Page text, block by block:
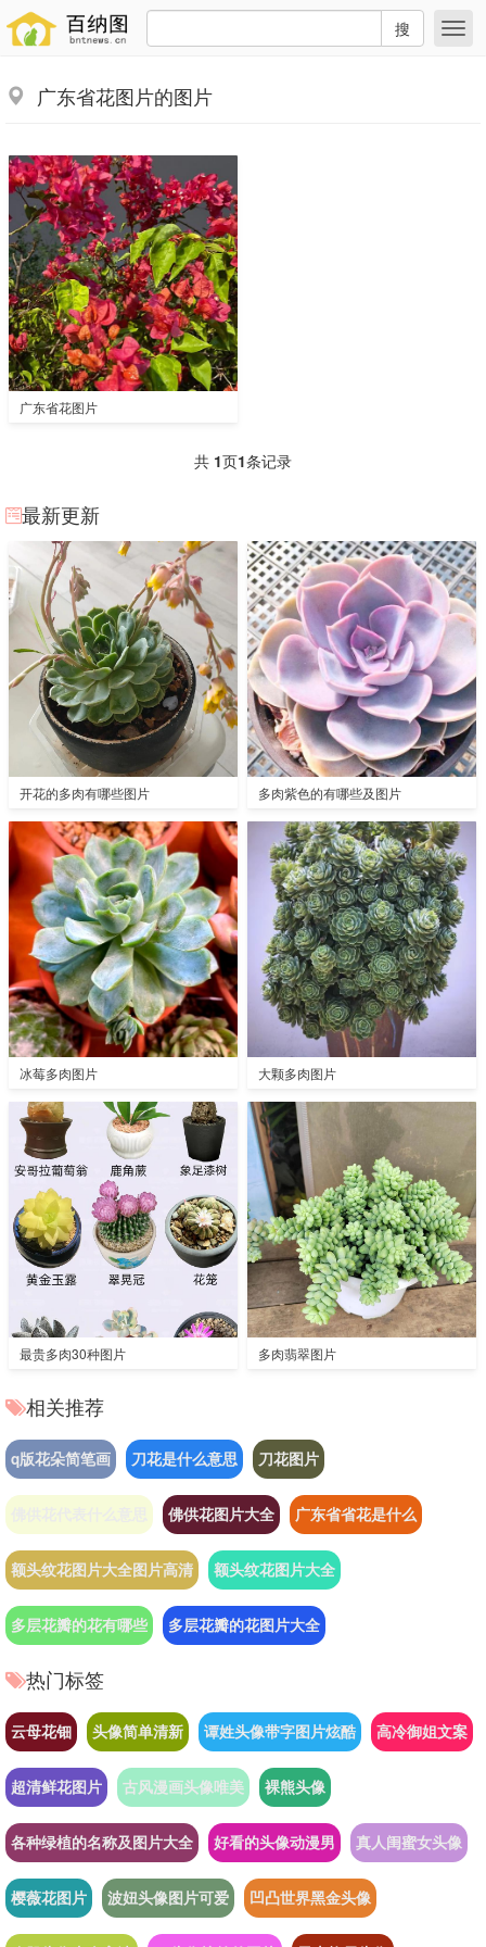
搜
广东省花图片的图片
广东省花图片
共 1页1条记录
最新更新
开花的多肉有哪些图片 多肉紫色的有哪些及图片
冰莓多肉图片 大颗多肉图片
最贵多肉30种图片 多肉翡翠图片
相关推荐
q版花朵简笔画 刀花是什么意思 刀花图片
佛供花图片大全 广东省省花是什么
额头纹花图片大全图片高清 额头纹花图片大全
多层花瓣的花有哪些 多层花瓣的花图片大全
热门标签
云母花钿 头像简单清新 谭姓头像带字图片炫酷 高冷御姐文案
超清鲜花图片 古风漫画头像唯美 裸熊头像
各种绿植的名称及图片大全 好看的头像动漫男 真人闺蜜女头像
樱薇花图片 波妞头像图片可爱 凹凸世界黑金头像